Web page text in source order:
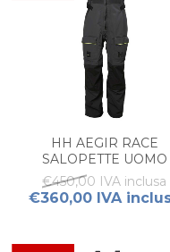
HH AEGIR RACE
SALOPETTE UOMO
€450,00 IVA inclusa
€360,00 IVA